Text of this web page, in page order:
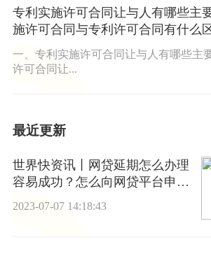
专利实施许可合同让与人有哪些主
施许可合同与专利许可合同有什么
一、专利实施许可合同让与人有哪些主
许可合同让...
最近更新
世界快资讯丨网贷延期怎么办理
容易成功？怎么向网贷平台申请
延期呢？
2023-07-07 14:18:43